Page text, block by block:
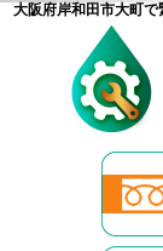
大阪府岸和田市大町